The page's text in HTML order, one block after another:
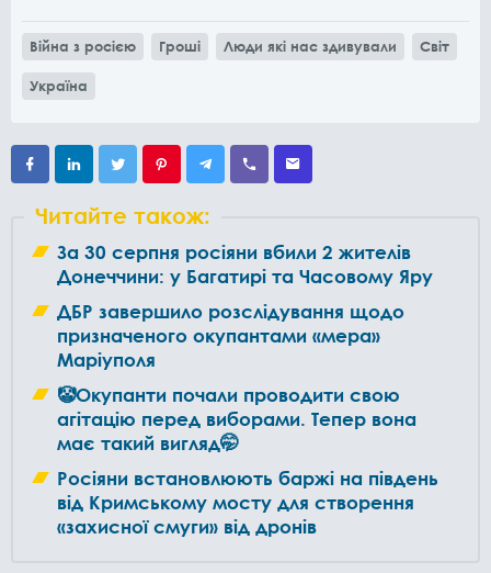
Війна з росією Гроші Люди які нас здивували Світ
Україна
Читайте також:
За 30 серпня росіяни вбили 2 жителів
Донеччини: у Багатирі та Часовому Яру
ДБР завершило розслідування щодо
призначеного окупантами «мера»
Маріуполя
🤡Окупанти почали проводити свою
агітацію перед виборами. Тепер вона
має такий вигляд🤭
Росіяни встановлюють баржі на південь
від Кримському мосту для створення
«захисної смуги» від дронів